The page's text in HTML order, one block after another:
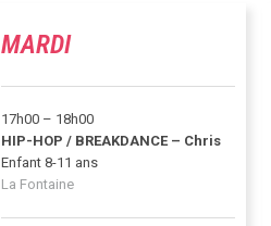
MARDI
17h00 – 18h00
HIP-HOP / BREAKDANCE – Chris
Enfant 8-11 ans
La Fontaine